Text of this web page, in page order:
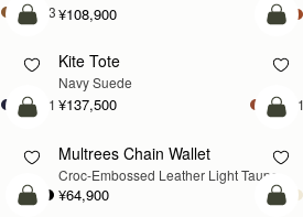
+3¥108,900
カートに追加
+1
新登場
カ
Kite Tote
Navy Suede
¥137,500
カートに追加
新登場
カ
Multrees Chain Wallet
Croc-Embossed Leather Light Taupe
¥64,900
カートに追加
カ